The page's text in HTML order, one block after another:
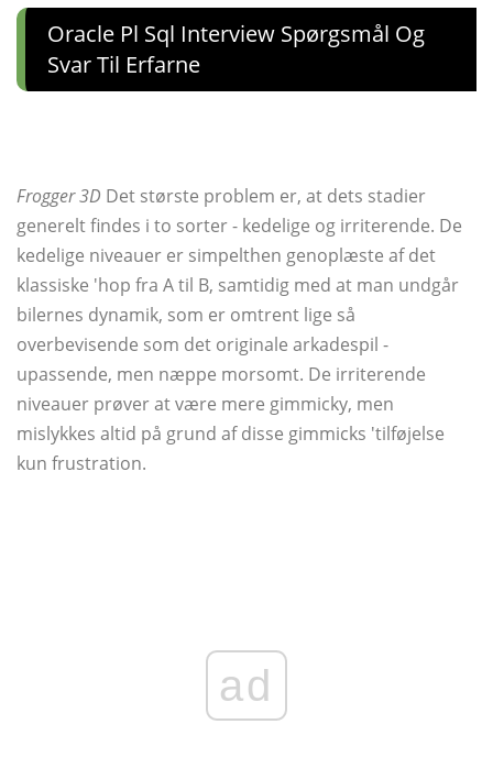
Oracle Pl Sql Interview Spørgsmål Og
Svar Til Erfarne
Frogger 3D Det største problem er, at dets stadier
generelt findes i to sorter - kedelige og irriterende. De
kedelige niveauer er simpelthen genoplæste af det
klassiske 'hop fra A til B, samtidig med at man undgår
bilernes dynamik, som er omtrent lige så
overbevisende som det originale arkadespil -
upassende, men næppe morsomt. De irriterende
niveauer prøver at være mere gimmicky, men
mislykkes altid på grund af disse gimmicks 'tilføjelse
kun frustration.
ad